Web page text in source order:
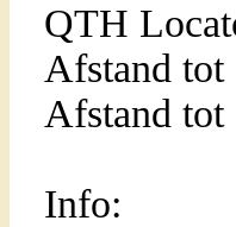
QTH
Afstand tot
Afstand tot
Info: